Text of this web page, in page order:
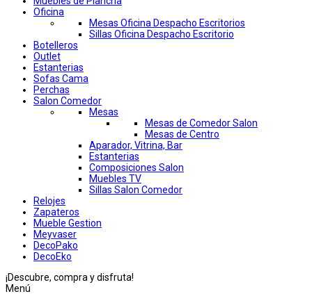
Oficina
Mesas Oficina Despacho Escritorios
Sillas Oficina Despacho Escritorio
Botelleros
Outlet
Estanterias
Sofas Cama
Perchas
Salon Comedor
Mesas
Mesas de Comedor Salon
Mesas de Centro
Aparador, Vitrina, Bar
Estanterias
Composiciones Salon
Muebles TV
Sillas Salon Comedor
Relojes
Zapateros
Mueble Gestion
Meyvaser
DecoPako
DecoEko
¡Descubre, compra y disfruta!
Menú